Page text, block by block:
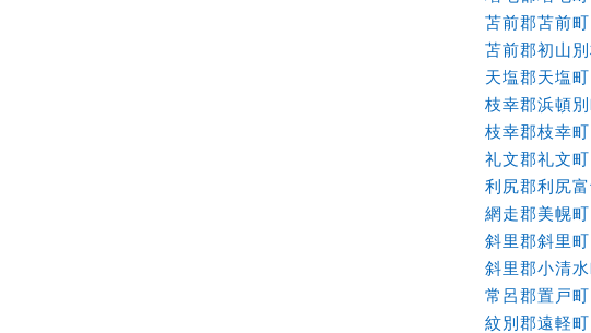
苫前郡苫前町
苫前郡初山
天塩郡天塩町
枝幸郡浜頓
枝幸郡枝幸町
礼文郡礼文町
利尻郡利尻
網走郡美幌町
斜里郡斜里町
斜里郡小清
常呂郡置戸町
紋別郡遠軽町